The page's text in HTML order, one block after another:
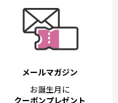
メールマガジン
お誕生月に
クーポンプレゼント